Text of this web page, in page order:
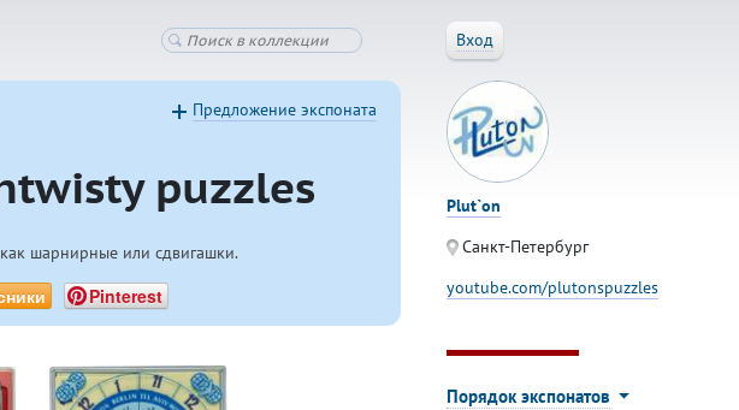
Вход
puzzles
шарнирные или сдвигашки.
Pinterest
Предложение экспоната
Plut`on
Санкт-Петербург
youtube.com/plutonspuzzles
Порядок экспонатов